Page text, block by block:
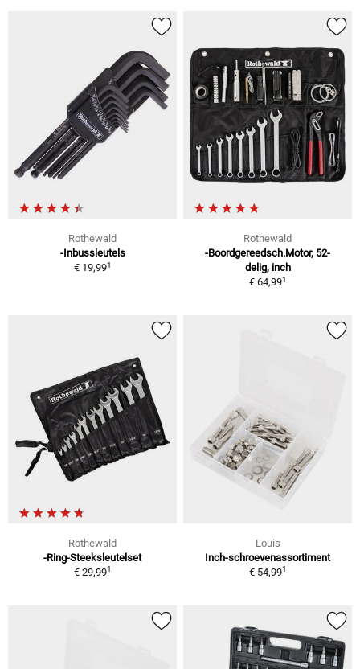
Rothewald
-Inbussleutels
€ 19,991
Rothewald
-Boordgereedsch.Motor, 52-
delig, inch
€ 64,991
Rothewald
-Ring-Steeksleutelset
€ 29,991
Louis
Inch-schroevenassortiment
€ 54,991